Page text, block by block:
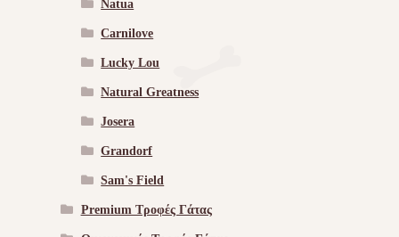
Natua
Carnilove
Lucky Lou
Natural Greatness
Josera
Grandorf
Sam's Field
Premium Τροφές Γάτας